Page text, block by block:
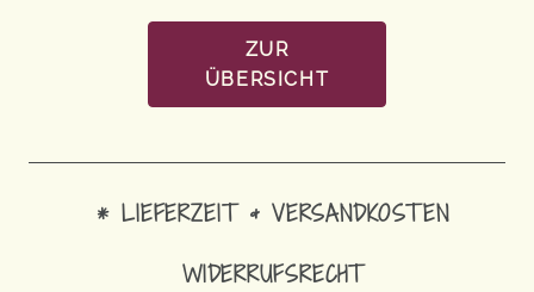
ZUR
ÜBERSICHT
* LIEFERZEIT & VERSANDKOSTEN
WIDERRUFSRECHT